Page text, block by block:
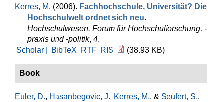
Kerres, M. (2006). Fachhochschule, Universität? Die
Hochschulwelt ordnet sich neu.
Hochschulwesen. Forum für Hochschulforschung, -
praxis und -politik, 4.
Scholar |
BibTeX RTF RIS (38.93 KB)
Book
Euler, D., Hasanbegovic, J., Kerres, M., & Seufert, S..